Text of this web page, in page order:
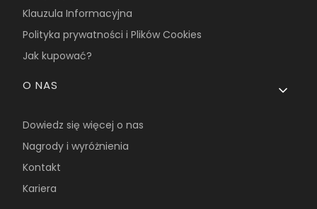
Klauzula Informacyjna
Polityka prywatności i Plików Cookies
Jak kupować?
O NAS
Dowiedz się więcej o nas
Nagrody i wyróżnienia
Kontakt
Kariera